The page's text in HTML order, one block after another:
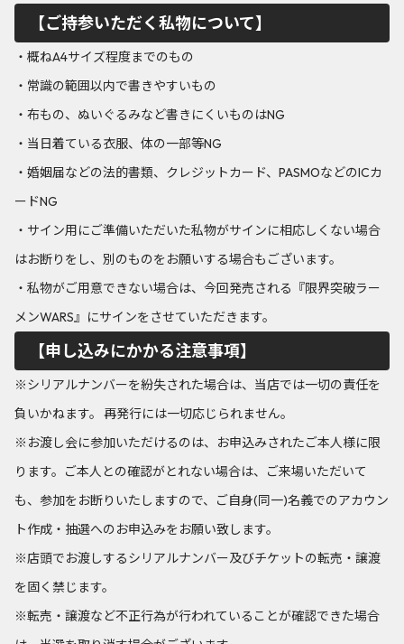
【ご持参いただく私物について】
・概ねA4サイズ程度までのもの
・常識の範囲以内で書きやすいもの
・布もの、ぬいぐるみなど書きにくいものはNG
・当日着ている衣服、体の一部等NG
・婚姻届などの法的書類、クレジットカード、PASMOなどのICカ
ードNG
・サイン用にご準備いただいた私物がサインに相応しくない場合
はお断りをし、別のものをお願いする場合もございます。
・私物がご用意できない場合は、今回発売される『限界突破ラー
メンWARS』にサインをさせていただきます。
【申し込みにかかる注意事項】
※シリアルナンバーを紛失された場合は、当店では一切の責任を
負いかねます。 再発行には一切応じられません。
※お渡し会に参加いただけるのは、お申込みされたご本人様に限
ります。ご本人との確認がとれない場合は、ご来場いただいて
も、参加をお断りいたしますので、ご自身(同一)名義でのアカウン
ト作成・抽選へのお申込みをお願い致します。
※店頭でお渡しするシリアルナンバー及びチケットの転売・譲渡
を固く禁じます。
※転売・譲渡など不正行為が行われていることが確認できた場合